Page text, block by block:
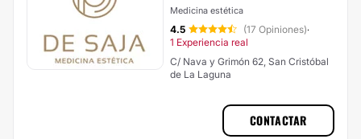
Medicina estética
4.5 (17 Opiniones)·
1 Experiencia real
C/ Nava y Grimón 62, San Cristóbal
de La Laguna
CONTACTAR